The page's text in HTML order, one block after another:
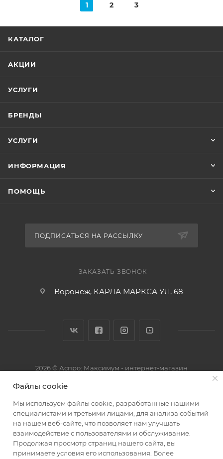
1 2 3
КАТАЛОГ
АКЦИИ
УСЛУГИ
БРЕНДЫ
УСЛУГИ
ИНФОРМАЦИЯ
ПОМОЩЬ
ПОДПИСАТЬСЯ НА РАССЫЛКУ
ЗАКАЗАТЬ ЗВОНОК
Воронеж, КАРЛА МАРКСА УЛ, 68
2026 © Аспро: Максимум - интернет-магазин
Файлы cookie
Мы используем файлы cookie, разработанные нашими
специалистами и третьими лицами, для анализа событий
на нашем веб-сайте, что позволяет нам улучшать
взаимодействие с пользователями и обслуживание.
Продолжая просмотр страниц нашего сайта, вы
принимаете условия его использования. Более